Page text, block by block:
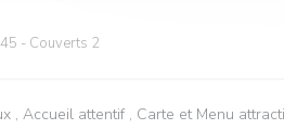
- Couverts 2
, Accueil attentif , Carte et Menu